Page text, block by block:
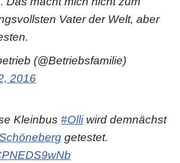
Vater der Welt, aber
(@Betriebsfamilie)
2016
Kleinbus #Olliwird demnächst
getestet.